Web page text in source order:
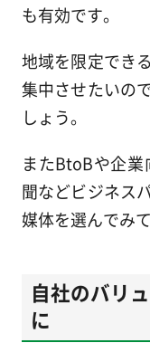
も有効です。
地域を限定でき
集中させたいの
しょう。
またBtoBや企
聞などビジネス
媒体を選んでみ
自社のバリ
に